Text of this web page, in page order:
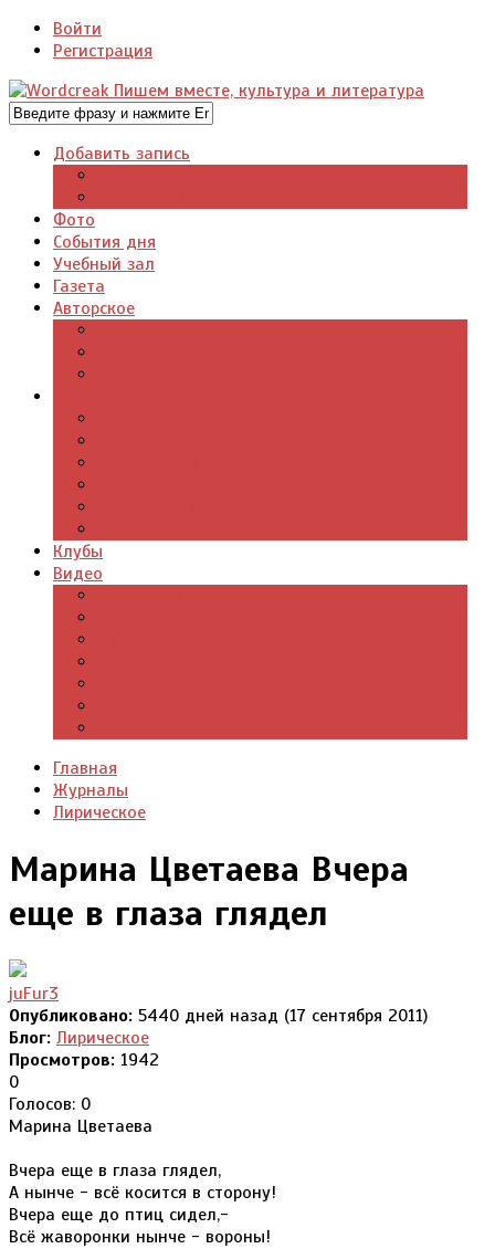
Войти
Регистрация
Добавить запись
Фото
События дня
Учебный зал
Газета
Авторское
Клубы
Видео
Главная
Журналы
Лирическое
Марина Цветаева Вчера
еще в глаза глядел
juFur3
Опубликовано: 5440 дней назад (17 сентября 2011)
Блог: Лирическое
Просмотров: 1942
0
Голосов: 0
Марина Цветаева
Вчера еще в глаза глядел,
А нынче - всё косится в сторону!
Вчера еще до птиц сидел,-
Всё жаворонки нынче - вороны!